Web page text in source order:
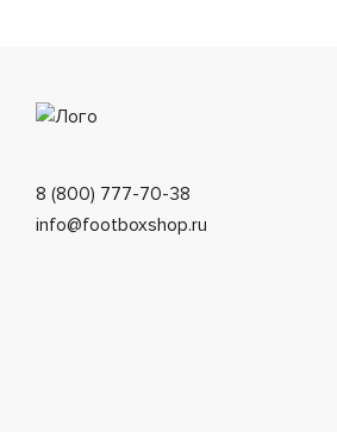
8 (800) 777-70-38
info@footboxshop.ru